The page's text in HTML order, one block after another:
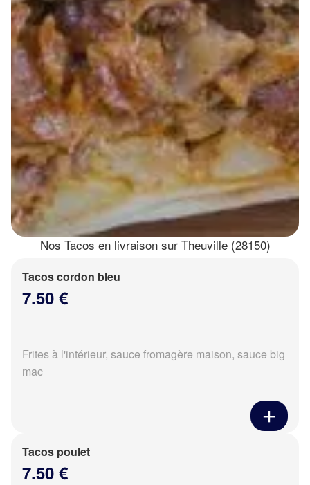
Nos Tacos en livraison sur Theuville (28150)
Tacos cordon bleu
7.50 €
Frites à l'intérieur, sauce fromagère maison, sauce big
mac
Tacos poulet
7.50 €